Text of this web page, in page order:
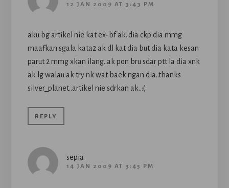
12 JAN 2009 AT 3:43 PM
aku bg artikel nie kat ex-bf ak..dia ckp dia mmg
maafkan sgala kata2 ak dl kat dia but dia kata kesan
parut 2 mmg xkan ilang..ak pon bru sdar ptt la dia xnk
ak lg walau ak try nk wat baek ngan dia..thanks
silver_planet..artikel nie sdrkan ak..:(
REPLY
sepia
14 JAN 2009 AT 3:45 PM